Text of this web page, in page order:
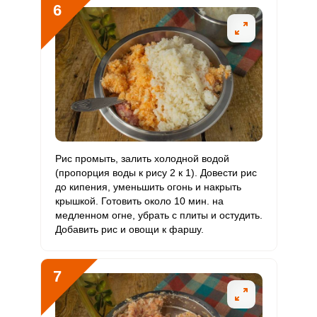
6
Рис промыть, залить холодной водой
(пропорция воды к рису 2 к 1). Довести рис
до кипения, уменьшить огонь и накрыть
крышкой. Готовить около 10 мин. на
медленном огне, убрать с плиты и остудить.
Добавить рис и овощи к фаршу.
7